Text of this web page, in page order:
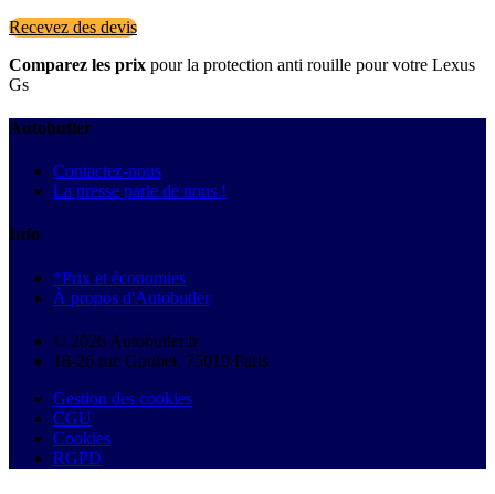
Recevez des devis
Comparez les prix pour la protection anti rouille pour votre Lexus
Gs
Autobutler
Contactez-nous
La presse parle de nous !
Info
*Prix et économies
À propos d'Autobutler
© 2026 Autobutler.fr
18-26 rue Goubet, 75019 Paris
Gestion des cookies
CGU
Cookies
RGPD